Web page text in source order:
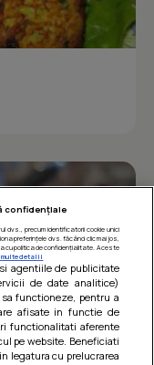
confidențiale
precum identificatorii cookie unici
preferințele dvs. făcând clic mai jos,
cu politica de confidențialitate. Aceste
multe detalii
agentiile de publicitate
de date analitice)
functioneze, pentru a
afisate in functie de
functionalitati aferente
pe website. Beneficiati
legatura cu prelucrarea